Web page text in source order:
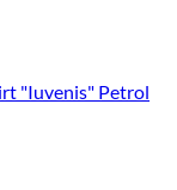
"Iuvenis" Petrol